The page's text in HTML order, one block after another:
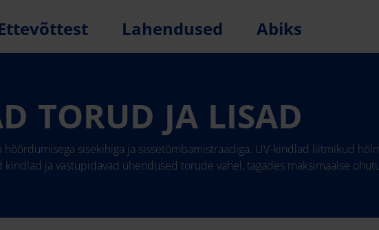
Lahendused Abiks
TORUD JA LISAD
sisekihiga ja sissetõmbamistraadiga. UV-kindlad liitmikud
ja vastupidavad ühendused torude vahel, tagades maksimaalse